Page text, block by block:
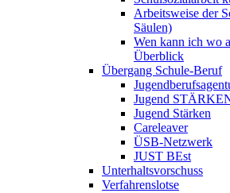
Arbeitsweise der
Säulen)
Wen kann ich wo
Überblick
Übergang Schule-Beruf
Jugend
Jugend Stärken
Careleaver
ÜSB-Netzwerk
JUST BEst
Unterhaltsvorschuss
Verfahrenslotse